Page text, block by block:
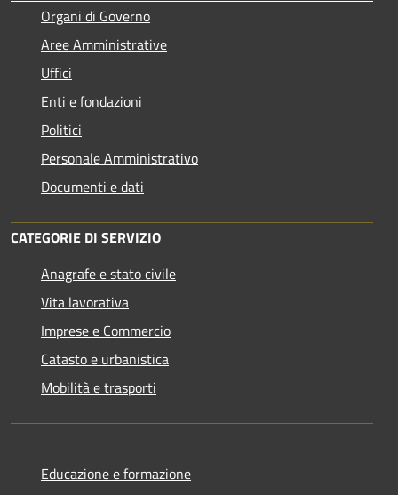
Organi di Governo
Aree Amministrative
Uffici
Enti e fondazioni
Politici
Personale Amministrativo
Documenti e dati
CATEGORIE DI SERVIZIO
Anagrafe e stato civile
Vita lavorativa
Imprese e Commercio
Catasto e urbanistica
Mobilità e trasporti
Educazione e formazione